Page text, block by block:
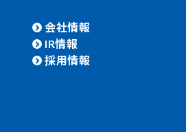
会社情報
IR情報
採用情報